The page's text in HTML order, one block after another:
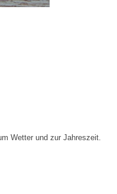
Wetter und zur Jahreszeit.